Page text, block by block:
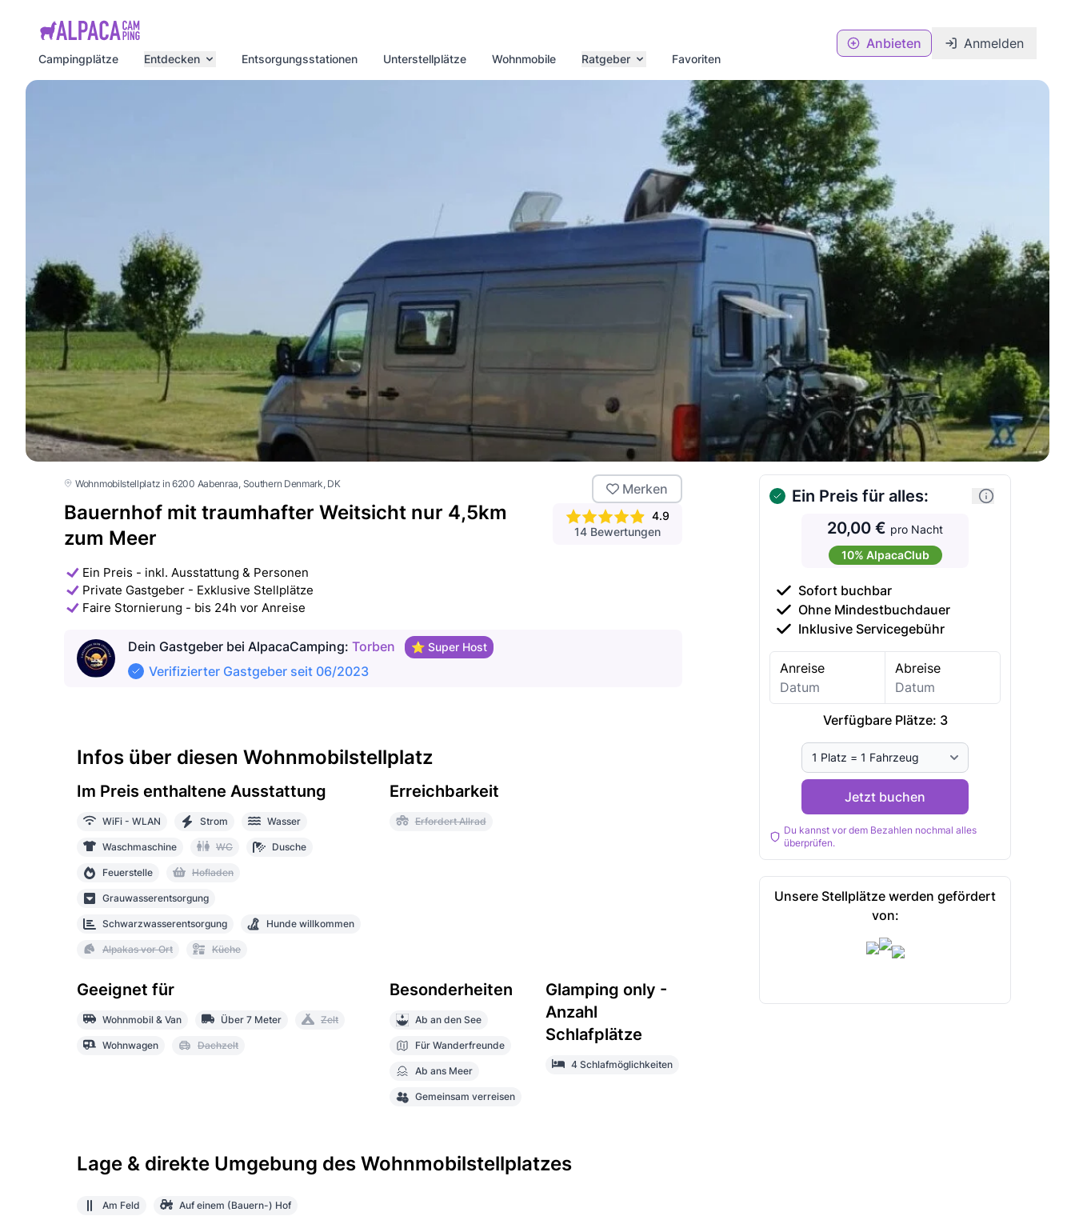
Campingplätze
Entdecken Entsorgungsstationen Unterstellplätze Wohnmobile Ratgeber Favoriten
Anbieten Anmelden
Wohnmobilstellplatz in 6200 Aabenraa , Southern Denmark , DK
Bauernhof mit traumhafter Weitsicht nur 4,5km
zum Meer
4.9
14 Bewertungen
Merken
Ein Preis - inkl. Ausstattung & Personen
Private Gastgeber - Exklusive Stellplätze
Faire Stornierung - bis 24h vor Anreise
Dein Gastgeber bei AlpacaCamping: Torben ⭐ Super Host
Verifizierter Gastgeber seit 06/2023
Ein Preis für alles:
20,00 € pro Nacht
10% AlpacaClub
Sofort buchbar
Ohne Mindestbuchdauer
Inklusive Servicegebühr
Anreise Abreise
Verfügbare Plätze: 3
Jetzt buchen
Du kannst vor dem Bezahlen nochmal alles
überprüfen.
Unsere Stellplätze werden gefördert
von:
Infos über diesen Wohnmobilstellplatz
Im Preis enthaltene Ausstattung
WiFi - WLAN Strom Wasser
Waschmaschine WC Dusche
Feuerstelle Hofladen
Grauwasserentsorgung
Schwarzwasserentsorgung Hunde willkommen
Alpakas vor Ort Küche
Erreichbarkeit
Erfordert Allrad
Geeignet für
Wohnmobil & Van Über 7 Meter Zelt
Wohnwagen Dachzelt
Besonderheiten
Ab an den See
Für Wanderfreunde
Ab ans Meer
Gemeinsam verreisen
Glamping only -
Anzahl
Schlafplätze
4 Schlafmöglichkeiten
Lage & direkte Umgebung des Wohnmobilstellplatzes
Am Feld Auf einem (Bauern-) Hof